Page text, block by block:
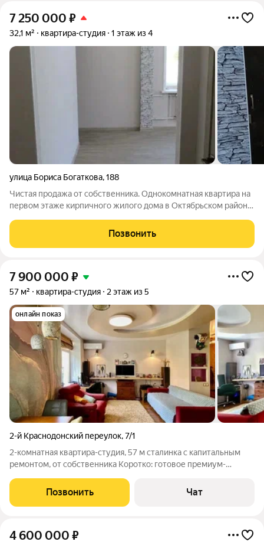
7 250 000 ₽
32,1 м² квартира-студия 1 этаж из 4
улица Бориса Богаткова,188
Чистая продажа от собственника. Однокомнатная квартира на
первом этаже кирпичного жилого дома в Октябрьском районе
проживания, так и для последующего перевода в нежилой
фонд. Ограничений,
Позвонить
7 900 000 ₽
57 м² квартира-студия 2 этаж из 5
онлайн показ
2-й Краснодонский переулок,7/1
2-комнатная квартира-студия, 57 м сталинка с капитальным
ремонтом, от собственника Коротко: готовое премиум-
ценит тишину, качество и время. Что важно (ключевые
преимущества) Площадь 57 м,
Позвонить Чат
4 600 000 ₽